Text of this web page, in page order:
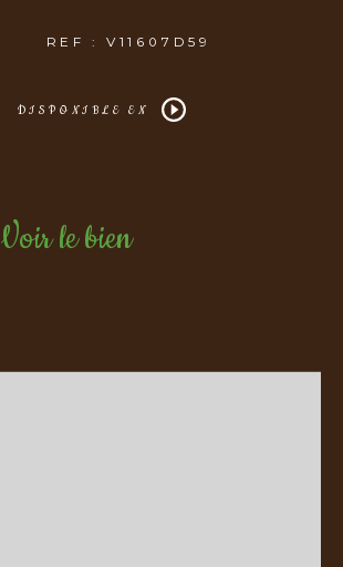
REF : V11607D59
DISPONIBLE EN
Voir le bien